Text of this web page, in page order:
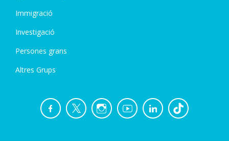
Immigració
Investigació
Persones grans
Altres Grups